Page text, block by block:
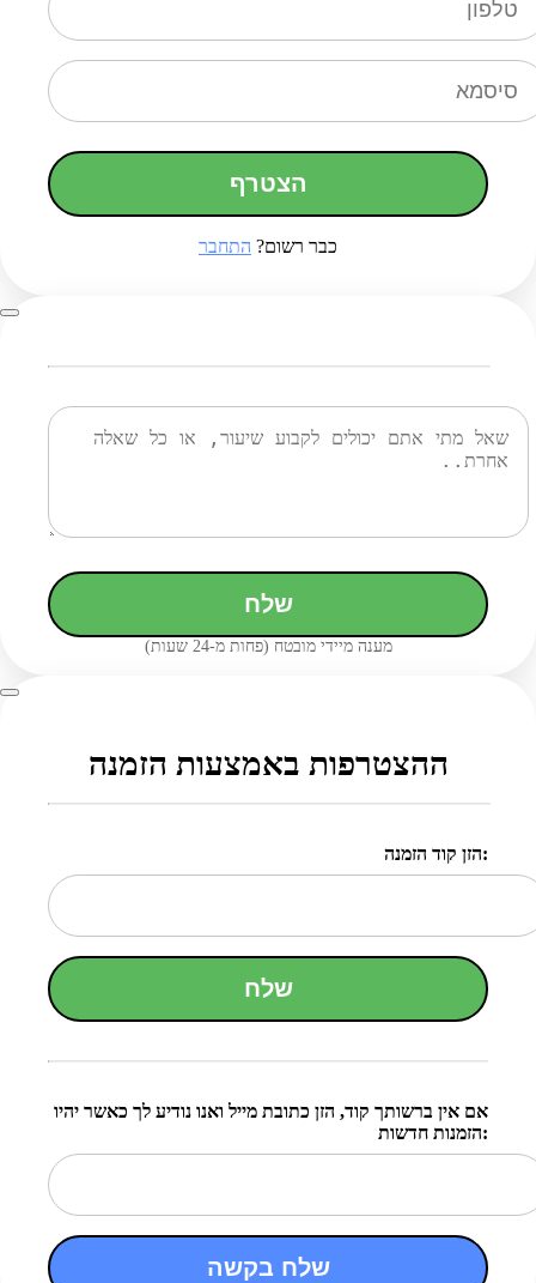
הצטרף
כבר רשום? התחבר
שלח
מענה מיידי מובטח (פחות מ-24 שעות)
ההצטרפות באמצעות הזמנה
הזן קוד הזמנה:
שלח
אם אין ברשותך קוד, הזן כתובת מייל ואנו נודיע לך כאשר יהיו
הזמנות חדשות:
שלח בקשה